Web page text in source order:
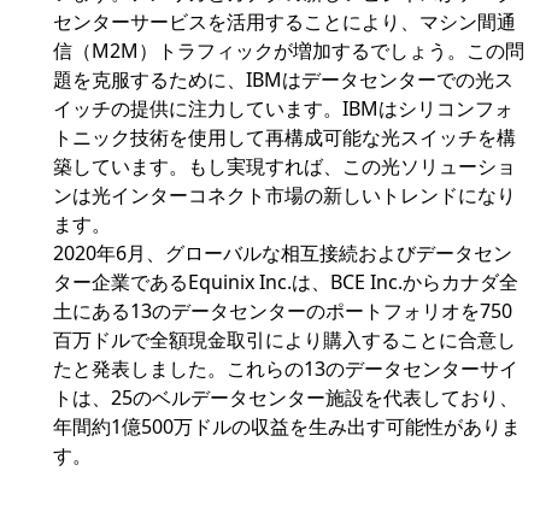
センターサービスを活用することにより、マシン間通
信（M2M）トラフィックが増加するでしょう。この問
題を克服するために、IBMはデータセンターでの光ス
イッチの提供に注力しています。IBMはシリコンフォ
トニック技術を使用して再構成可能な光スイッチを構
築しています。もし実現すれば、この光ソリューショ
ンは光インターコネクト市場の新しいトレンドになり
ます。
2020年6月、グローバルな相互接続およびデータセン
ター企業であるEquinix Inc.は、BCE Inc.からカナダ全
土にある13のデータセンターのポートフォリオを750
百万ドルで全額現金取引により購入することに合意し
たと発表しました。これらの13のデータセンターサイ
トは、25のベルデータセンター施設を代表しており、
年間約1億500万ドルの収益を生み出す可能性がありま
す。